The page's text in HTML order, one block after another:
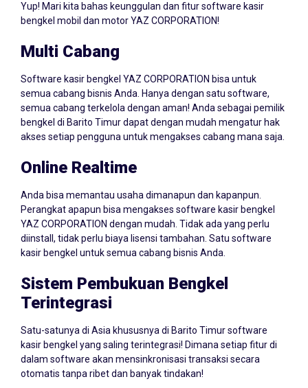
Yup! Mari kita bahas keunggulan dan fitur software kasir
bengkel mobil dan motor YAZ CORPORATION!
Multi Cabang
Software kasir bengkel YAZ CORPORATION bisa untuk
semua cabang bisnis Anda. Hanya dengan satu software,
semua cabang terkelola dengan aman! Anda sebagai pemilik
bengkel di Barito Timur dapat dengan mudah mengatur hak
akses setiap pengguna untuk mengakses cabang mana saja.
Online Realtime
Anda bisa memantau usaha dimanapun dan kapanpun.
Perangkat apapun bisa mengakses software kasir bengkel
YAZ CORPORATION dengan mudah. Tidak ada yang perlu
diinstall, tidak perlu biaya lisensi tambahan. Satu software
kasir bengkel untuk semua cabang bisnis Anda.
Sistem Pembukuan Bengkel
Terintegrasi
Satu-satunya di Asia khususnya di Barito Timur software
kasir bengkel yang saling terintegrasi! Dimana setiap fitur di
dalam software akan mensinkronisasi transaksi secara
otomatis tanpa ribet dan banyak tindakan!